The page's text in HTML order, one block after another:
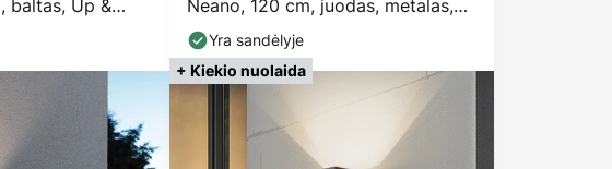
baltas, Up &
Neano, 120 cm, juodas, metalas,
IP54Yra sandėlyje
+ Kiekio nuolaida